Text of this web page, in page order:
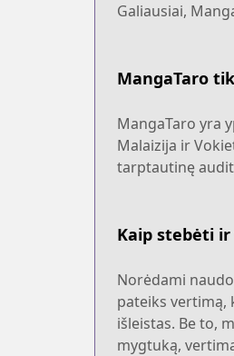
Galiausiai,
MangaTaro
MangaTaro yra
Malaizija ir
tarptautinę
Kaip stebėti
Norėdami
pateiks vertimą,
išleistas. Be to,
mygtuką,